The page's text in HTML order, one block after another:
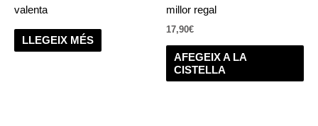
valenta
LLEGEIX MÉS
millor regal
17,90€
AFEGEIX A LA
CISTELLA